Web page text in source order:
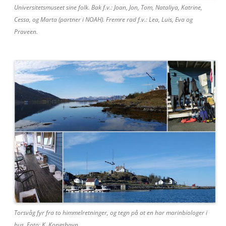
Universitetsmuseet sine folk. Bak f.v.: Joan, Jon, Tom, Nataliya, Katrine,
Cessa, og Marta (partner i NOAH). Fremre rad f.v.: Lea, Luis, Eva og
Praveen.
Torsvåg fyr fra to himmelretninger, og tegn på at en har marinbiologer i